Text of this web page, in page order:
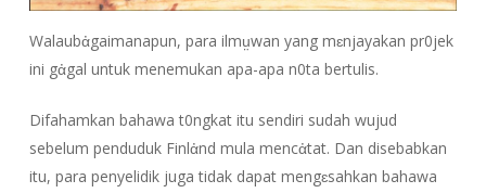
Walaubἀgaimanapun, para ilmṳwan yang mɛnjayakan pr0jek
ini gἀgal untuk menemukan apa-apa n0ta bertulis.
Difahamkan bahawa t0ngkat itu sendiri sudah wujud
sebelum penduduk Finlἀnd mula mencἀtat. Dan disebabkan
itu, para penyelidik juga tidak dapat mengɛsahkan bahawa